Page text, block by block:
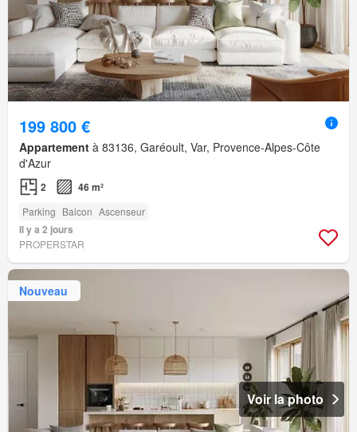
199 800 €
Appartement à 83136, Garéoult, Var, Provence-Alpes-Côte
d'Azur
2 46 m²
Parking Balcon Ascenseur
Il y a 2 jours
PROPERSTAR
Nouveau
Voir la photo